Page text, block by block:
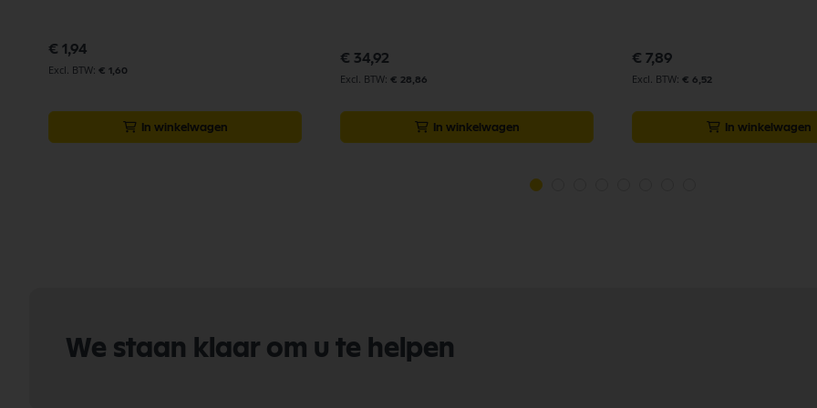
€ 1,94
€ 1,60
In winkelwagen
€ 34,92
€ 28,86
In winkelwagen
€ 7,89
€ 6,52
In winkelwagen
We staan klaar om u te helpen